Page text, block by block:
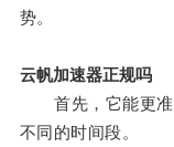
势。
云帆加速器正规吗
首先，它能更准
不同的时间段。